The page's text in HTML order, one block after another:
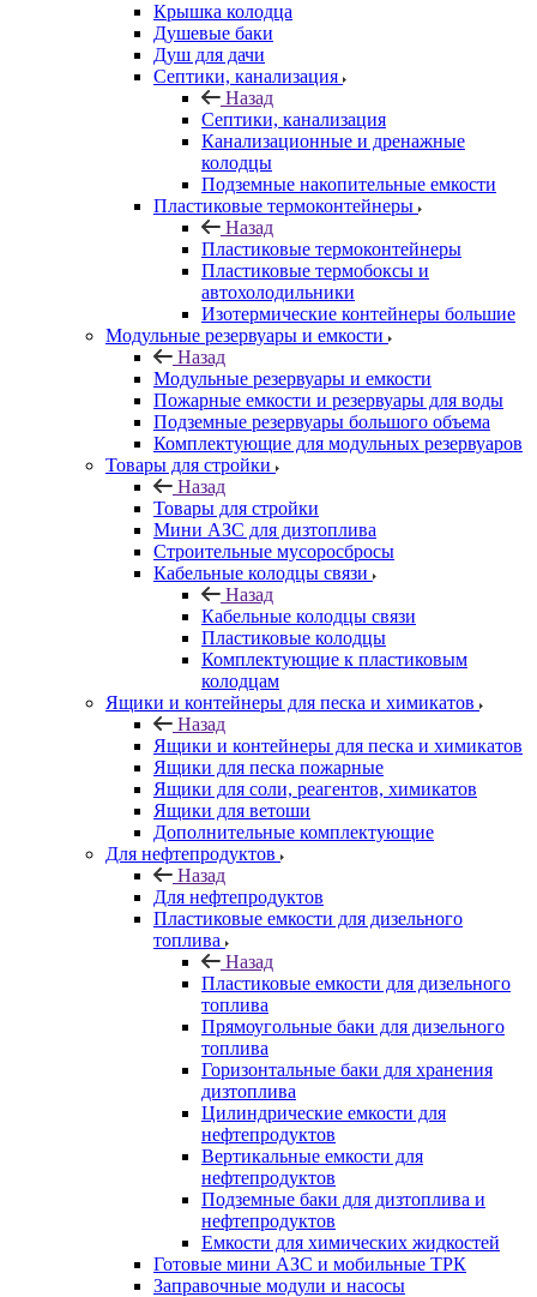
Крышка колодца
Душевые баки
Душ для дачи
Септики, канализация
Назад
Септики, канализация
Канализационные и дренажные
колодцы
Подземные накопительные емкости
Пластиковые термоконтейнеры
Назад
Пластиковые термоконтейнеры
Пластиковые термобоксы и
автохолодильники
Изотермические контейнеры большие
Модульные резервуары и емкости
Назад
Модульные резервуары и емкости
Пожарные емкости и резервуары для воды
Подземные резервуары большого объема
Комплектующие для модульных резервуаров
Товары для стройки
Назад
Товары для стройки
Мини АЗС для дизтоплива
Строительные мусоросбросы
Кабельные колодцы связи
Назад
Кабельные колодцы связи
Пластиковые колодцы
Комплектующие к пластиковым
колодцам
Ящики и контейнеры для песка и химикатов
Назад
Ящики и контейнеры для песка и химикатов
Ящики для песка пожарные
Ящики для соли, реагентов, химикатов
Ящики для ветоши
Дополнительные комплектующие
Для нефтепродуктов
Назад
Для нефтепродуктов
Пластиковые емкости для дизельного
топлива
Назад
Пластиковые емкости для дизельного
топлива
Прямоугольные баки для дизельного
топлива
Горизонтальные баки для хранения
дизтоплива
Цилиндрические емкости для
нефтепродуктов
Вертикальные емкости для
нефтепродуктов
Подземные баки для дизтоплива и
нефтепродуктов
Емкости для химических жидкостей
Готовые мини АЗС и мобильные ТРК
Заправочные модули и насосы